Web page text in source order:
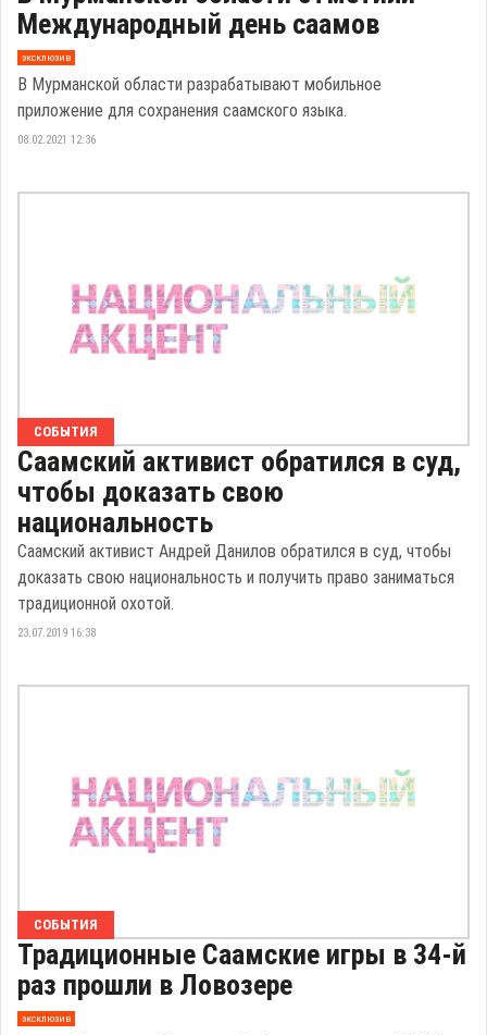
Международный день саамов
эксклюзив
В Мурманской области разрабатывают мобильное
приложение для сохранения саамского языка.
08.02.2021 12:36
СОБЫТИЯ
Саамский активист обратился в суд,
чтобы доказать свою
национальность
Саамский активист Андрей Данилов обратился в суд, чтобы
доказать свою национальность и получить право заниматься
традиционной охотой.
23.07.2019 16:38
СОБЫТИЯ
Традиционные Саамские игры в 34-й
раз прошли в Ловозере
эксклюзив